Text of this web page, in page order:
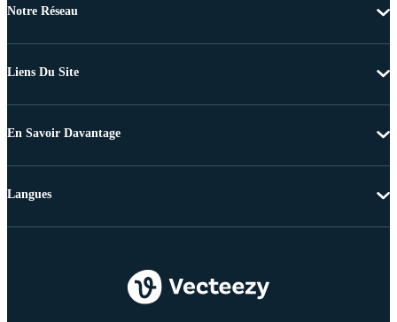
Notre Réseau
Liens Du Site
En Savoir Davantage
Langues